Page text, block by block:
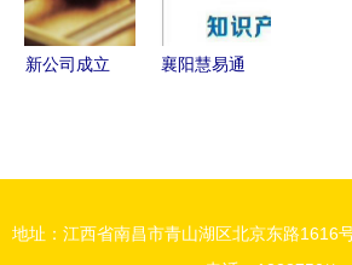
新公司成立
又省钱
襄阳慧易通
地址：江西省南昌市青山湖区北京东路1616